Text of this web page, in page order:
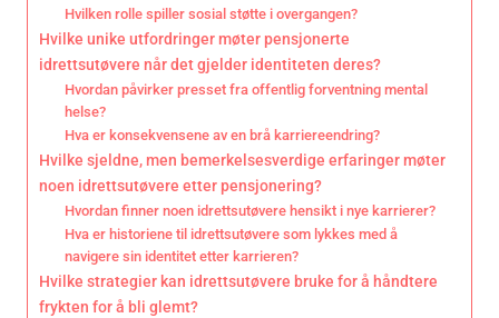
Hvilken rolle spiller sosial støtte i overgangen?
Hvilke unike utfordringer møter pensjonerte
idrettsutøvere når det gjelder identiteten deres?
Hvordan påvirker presset fra offentlig forventning mental
helse?
Hva er konsekvensene av en brå karriereendring?
Hvilke sjeldne, men bemerkelsesverdige erfaringer møter
noen idrettsutøvere etter pensjonering?
Hvordan finner noen idrettsutøvere hensikt i nye karrierer?
Hva er historiene til idrettsutøvere som lykkes med å
navigere sin identitet etter karrieren?
Hvilke strategier kan idrettsutøvere bruke for å håndtere
frykten for å bli glemt?